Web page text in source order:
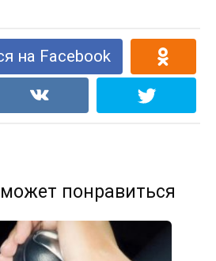
на Facebook
понравиться